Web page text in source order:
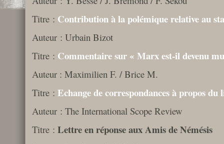
Titre : Contribution à la polémique relative au
Auteur : Urbain Bizot
Titre : Commentaire sur « Marx est-il devenu
Auteur : Maximilien F. / Brice M.
Titre : Echange de correspondances à propos du
Auteur : The International Scope Review
Titre : Lettre en réponse aux Amis de Némésis